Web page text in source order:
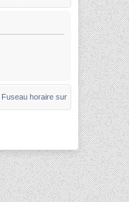
Fuseau horaire sur